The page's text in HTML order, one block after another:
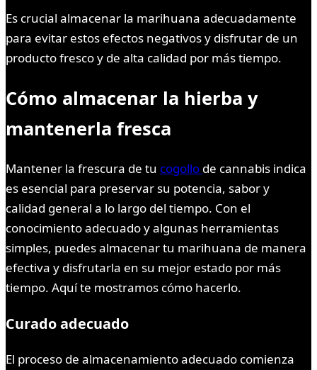
Es crucial almacenar la marihuana adecuadamente
para evitar estos efectos negativos y disfrutar de un
producto fresco y de alta calidad por más tiempo.
Cómo almacenar la hierba y
mantenerla fresca
Mantener la frescura de tu cogollo de cannabis indica
es esencial para preservar su potencia, sabor y
calidad general a lo largo del tiempo. Con el
conocimiento adecuado y algunas herramientas
simples, puedes almacenar tu marihuana de manera
efectiva y disfrutarla en su mejor estado por más
tiempo. Aquí te mostramos cómo hacerlo.
Curado adecuado
El proceso de almacenamiento adecuado comienza